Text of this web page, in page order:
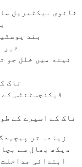
ثانوی بیکٹیریل
بند
غیر
نیند میں خلل جو
ناک
ڈیکنجسٹنٹس
ناک کے اسپرے کے
زیادہ تر
دیکھ بھال سے
ابتدائی